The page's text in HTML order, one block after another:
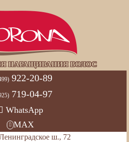
НАРАЩИВАНИЯ ВОЛОС
922-20-89
719-04-97
WhatsApp
MAX
ш., 72